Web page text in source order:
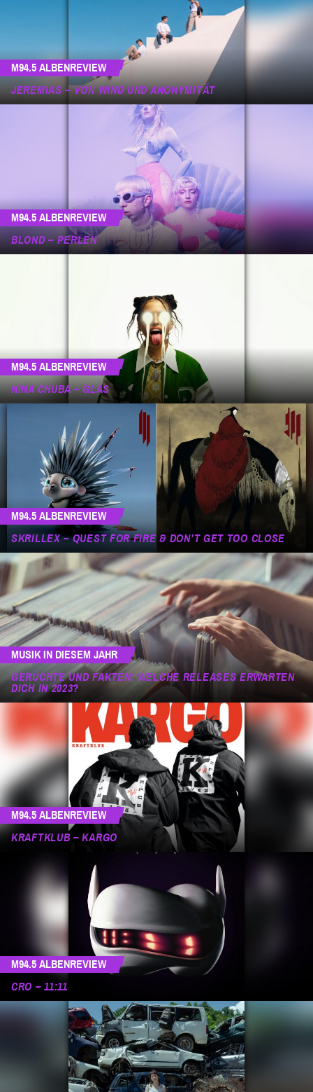
M94.5 ALBENREVIEW
JEREMIAS – VON WIND UND ANONYMITÄT
M94.5 ALBENREVIEW
BLOND – PERLEN
M94.5 ALBENREVIEW
NINA CHUBA – GLAS
M94.5 ALBENREVIEW
SKRILLEX – QUEST FOR FIRE & DON’T GET TOO CLOSE
MUSIK IN DIESEM JAHR
GERÜCHTE UND FAKTEN: WELCHE RELEASES ERWARTEN
DICH IN 2023?
M94.5 ALBENREVIEW
KRAFTKLUB – KARGO
M94.5 ALBENREVIEW
CRO – 11:11